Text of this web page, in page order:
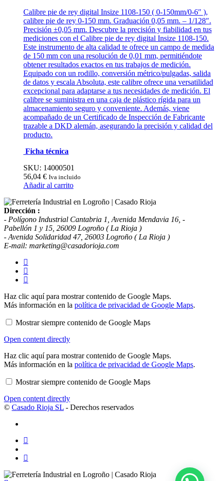
Calibre pie de rey digital Insize 1108-150 ( 0-150mm/0-6″ ),
calibre pie de rey 0-150 mm. Graduación 0,05 mm. – 1/128″.
Precisión ±0,05 mm. Descubre la precisión y fiabilidad en tus
mediciones con el Calibre pie de rey digital Insize 1108-150.
Este instrumento de alta calidad te ofrece un campo de medida
de 150 mm con una resolución de 0,01 mm, permitiéndote
obtener resultados exactos en tus trabajos de medición.
Equipado con un rodillo, conversión métrico/pulgadas, salida
de datos y escala Absoluta, este calibre ofrece una versatilidad
excepcional para adaptarse a tus necesidades de medición. El
calibre se suministra en una caja de plástico rígida para un
almacenamiento seguro y conveniente. Además, viene
acompañado de un Certificado de Inspección de Fabricante
trazable a DKD alemán, asegurando la precisión y calidad del
producto.
Ficha técnica
SKU: 14000501
56,04 € Iva incluido
Añadir al carrito
Dirección :
- Polígono Industrial Cantabria 1, Avenida Mendavia 16, -
Pabellón 1 y 15, 26009 Logroño ( La Rioja )
- Avenida Solidaridad 47, 26003 Logroño ( La Rioja )
E-mail: marketing@casadorioja.com
Mostrar
contenido
de
Maps
Haz clic aquí para mostrar contenido de Google Maps.
Más información en la política de privacidad de Google Maps.
Mostrar siempre contenido de Google Maps
Open content directly
Mostrar
contenido
de
Maps
Haz clic aquí para mostrar contenido de Google Maps.
Más información en la política de privacidad de Google Maps.
Mostrar siempre contenido de Google Maps
Open content directly
© Casado Rioja SL - Derechos reservados